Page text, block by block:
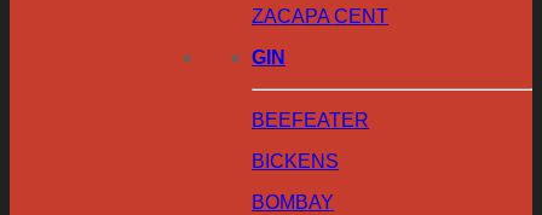
ZACAPA CENT
GIN
BEEFEATER
BICKENS
BOMBAY